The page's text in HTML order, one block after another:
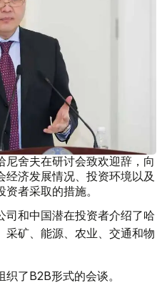
尼舍夫在研讨会致欢迎辞，向
济发展情况、投资环境以及
者采取的措施。
司和中国潜在投资者介绍了哈
采矿、能源、农业、交通和物
了B2B形式的会谈。